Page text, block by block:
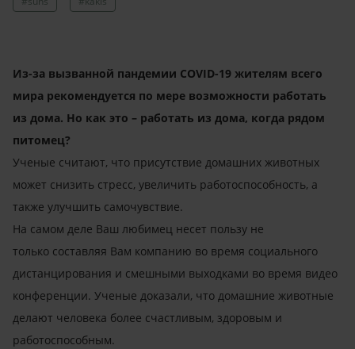
Из-за вызванной пандемии COVID-19 жителям всего
мира рекомендуется по мере возможности работать
из дома. Но как это – работать из дома, когда рядом
питомец?
Ученые считают, что присутствие домашних животных
может снизить стресс, увеличить работоспособность, а
также улучшить самочувствие.
На самом деле Ваш любимец несет пользу не
только составляя Вам компанию во время социального
дистанцирования и смешными выходками во время видео
конференции. Ученые доказали, что домашние животные
делают человека более счастливым, здоровым и
работоспособным.